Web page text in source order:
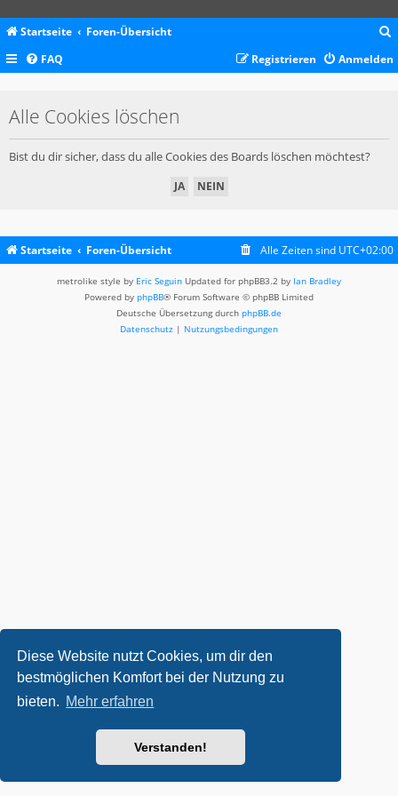
Diese Website nutzt Cookies, um dir den
bestmöglichen Komfort bei der Nutzung zu
bieten. Mehr erfahren
Verstanden!
Startseite Foren-Übersicht
c
FAQ Anmelden
Registrieren
Alle Cookies löschen
Bist du dir sicher, dass du alle Cookies des Boards löschen möchtest?
Startseite Foren-Übersicht Alle Zeiten sind UTC+02:00
metrolike style by Eric Seguin Updated for phpBB3.2 by Ian Bradley
Powered by phpBB® Forum Software © phpBB Limited
Deutsche Übersetzung durch phpBB.de
Datenschutz | Nutzungsbedingungen